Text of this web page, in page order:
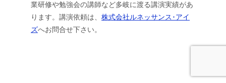
業研修や勉強会の講師など多岐に渡る講演実績があ
ります。講演依頼は、株式会社ルネッサンス･アイ
ズへお問合せ下さい。